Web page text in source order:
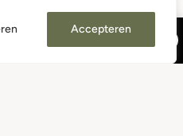
Accepteren